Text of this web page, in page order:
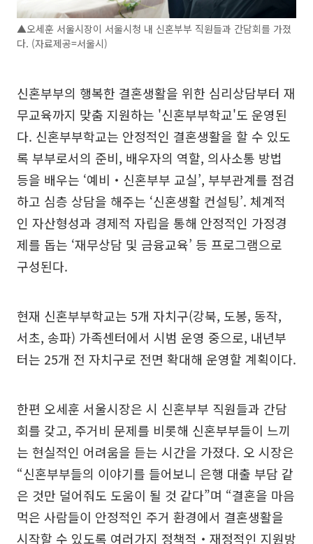
▲오세훈 서울시장이 서울시청 내 신혼부부 직원들과 간담회를 가졌
다. (자료제공=서울시)
신혼부부의 행복한 결혼생활을 위한 심리상담부터 재
무교육까지 맞춤 지원하는 '신혼부부학교'도 운영된
다. 신혼부부학교는 안정적인 결혼생활을 할 수 있도
록 부부로서의 준비, 배우자의 역할, 의사소통 방법
등을 배우는 ‘예비‧신혼부부 교실’, 부부관계를 점검
하고 심층 상담을 해주는 ‘신혼생활 컨설팅’. 체계적
인 자산형성과 경제적 자립을 통해 안정적인 가정경
제를 돕는 ‘재무상담 및 금융교육’ 등 프로그램으로
구성된다.
현재 신혼부부학교는 5개 자치구(강북, 도봉, 동작,
서초, 송파) 가족센터에서 시범 운영 중으로, 내년부
터는 25개 전 자치구로 전면 확대해 운영할 계획이다.
한편 오세훈 서울시장은 시 신혼부부 직원들과 간담
회를 갖고, 주거비 문제를 비롯해 신혼부부들이 느끼
는 현실적인 어려움을 듣는 시간을 가졌다. 오 시장은
“신혼부부들의 이야기를 들어보니 은행 대출 부담 같
은 것만 덜어줘도 도움이 될 것 같다”며 “결혼을 마음
먹은 사람들이 안정적인 주거 환경에서 결혼생활을
시작할 수 있도록 여러가지 정책적‧재정적인 지원방